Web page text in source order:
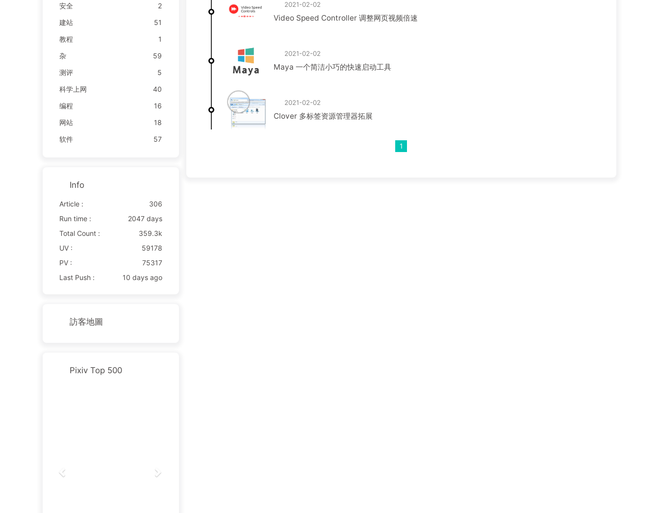
2021-02-02
Video Speed Controller 调整网页视频倍速
2021-02-02
Maya 一个简洁小巧的快速启动工具
2021-02-02
Clover 多标签资源管理器拓展
1
安全
2
建站
51
教程
1
杂
59
测评
5
科学上网
40
编程
16
网站
18
软件
57
Info
Article :
306
Run time :
2047 days
Total Count :
359.3k
UV :
59178
PV :
75317
Last Push :
10 days ago
訪客地圖
Pixiv Top 500